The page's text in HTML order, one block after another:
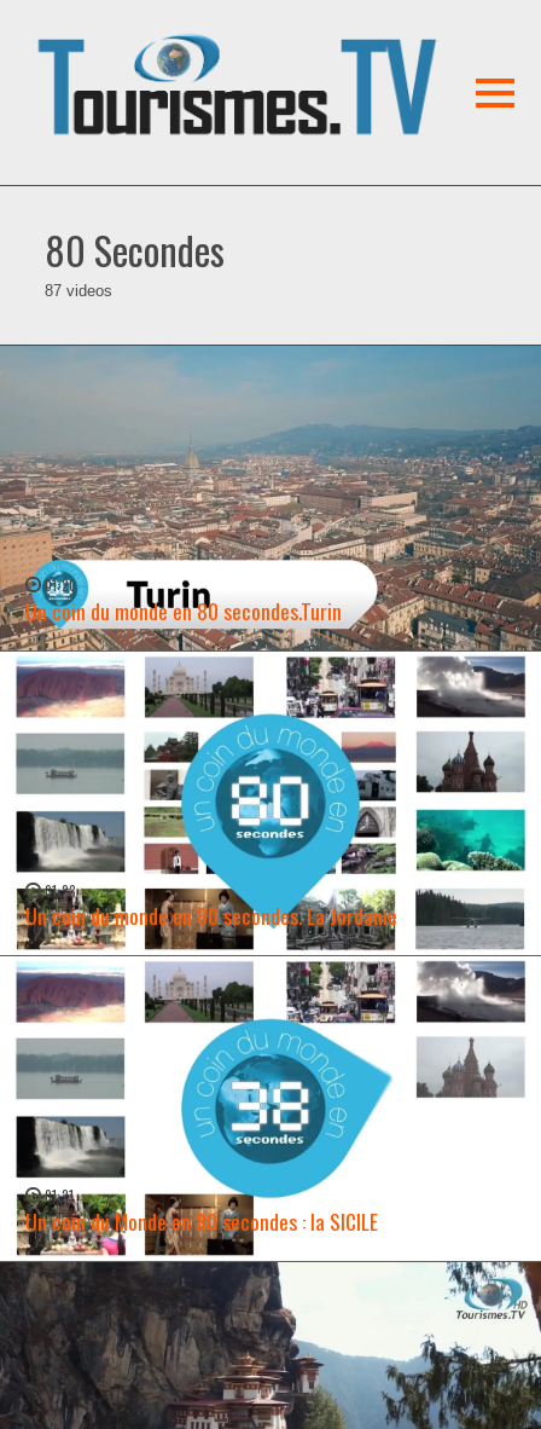
80 Secondes
87 videos
01:20
Un coin du monde en 80 secondes.Turin
WATCH NOW →
01:23
Un coin du monde en 80 secondes. La Jordanie
WATCH NOW →
01:21
Un coin du Monde en 80 secondes : la SICILE
WATCH NOW →